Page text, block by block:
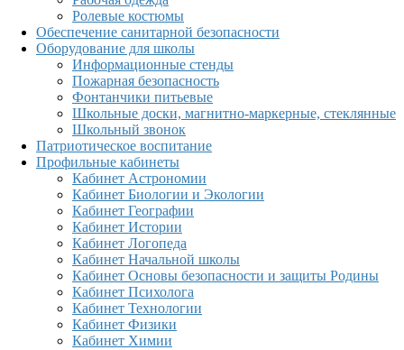
Ролевые костюмы
Обеспечение санитарной безопасности
Оборудование для школы
Информационные стенды
Пожарная безопасность
Фонтанчики питьевые
Школьные доски, магнитно-маркерные, стеклянные
Школьный звонок
Патриотическое воспитание
Профильные кабинеты
Кабинет Астрономии
Кабинет Биологии и Экологии
Кабинет Географии
Кабинет Истории
Кабинет Логопеда
Кабинет Начальной школы
Кабинет Основы безопасности и защиты Родины
Кабинет Психолога
Кабинет Технологии
Кабинет Физики
Кабинет Химии